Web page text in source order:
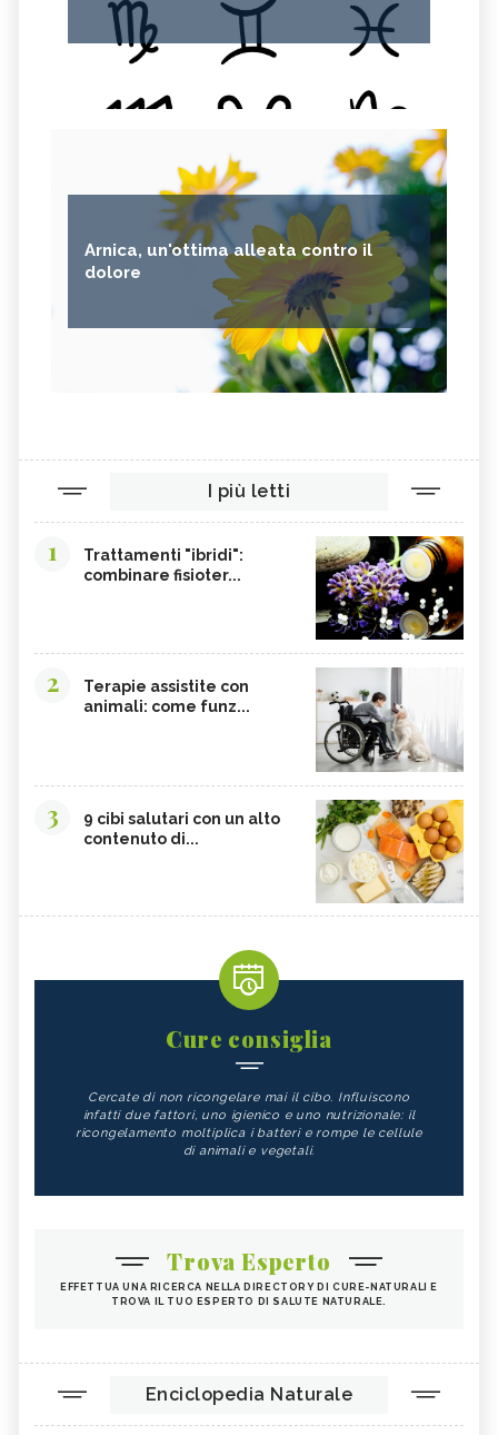
Arnica, un'ottima alleata contro il
dolore
I più letti
1
Trattamenti "ibridi":
combinare fisioter...
2
Terapie assistite con
animali: come funz...
3
9 cibi salutari con un alto
contenuto di...
Cure consiglia
Cercate di non ricongelare mai il cibo. Influiscono
infatti due fattori, uno igienico e uno nutrizionale: il
ricongelamento moltiplica i batteri e rompe le cellule
di animali e vegetali.
Trova Esperto
EFFETTUA UNA RICERCA NELLA DIRECTORY DI CURE-NATURALI E
TROVA IL TUO ESPERTO DI SALUTE NATURALE.
Enciclopedia Naturale